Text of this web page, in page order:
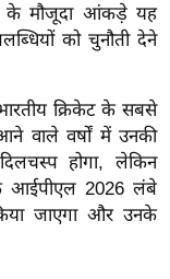
के मौजूदा आंकड़े यह
को चुनौती देने
क्रिकेट के सबसे
वाले वर्षों में उनकी
होगा, लेकिन
आईपीएल 2026 लंबे
जाएगा और उनके